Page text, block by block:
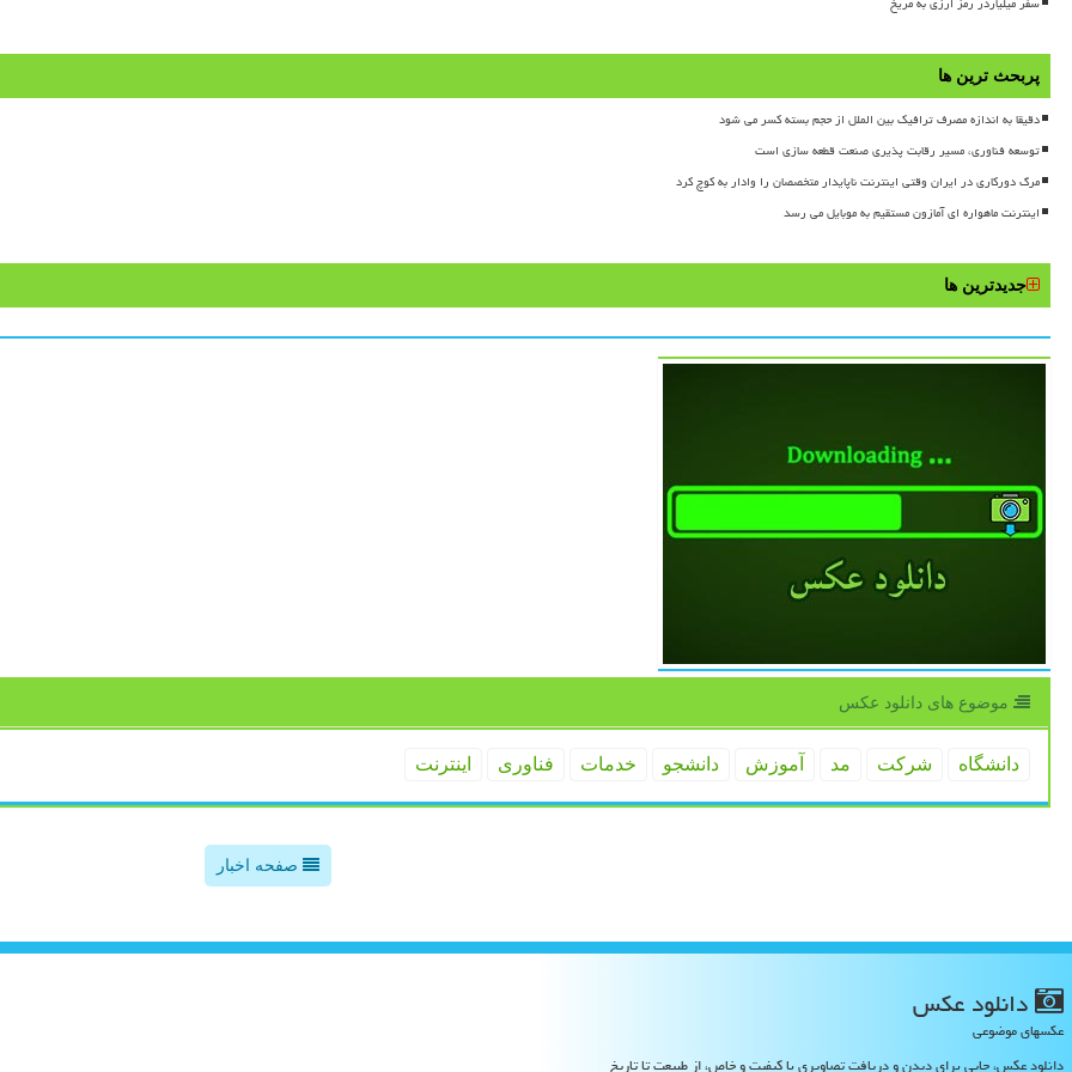
پربحث ترین ها
دقیقا به اندازه مصرف ترافیک بین الملل از حجم بسته کسر می شود
توسعه فناوری، مسیر رقابت پذیری صنعت قطعه سازی است
مرگ دورکاری در ایران وقتی اینترنت ناپایدار متخصصان را وادار به کوچ کرد
اینترنت ماهواره ای آمازون مستقیم به موبایل می رسد
جدیدترین ها
موضوع های دانلود عكس
دانشگاه شركت مد آموزش دانشجو خدمات فناوری اینترنت
صفحه اخبار
دانلود عكس
عکسهای موضوعی
دانلود عکس، جایی برای دیدن و دریافت تصاویری با کیفیت و خاص، از طبیعت تا تاریخ